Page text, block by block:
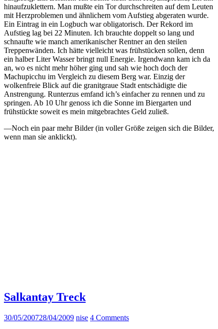
hinaufzuklettern. Man mußte ein Tor durchschreiten auf dem Leuten
mit Herzproblemen und ähnlichem vom Aufstieg abgeraten wurde.
Ein Eintrag in ein Logbuch war obligatorisch. Der Rekord im
Aufstieg lag bei 22 Minuten. Ich brauchte doppelt so lang und
schnaufte wie manch amerikanischer Rentner an den steilen
Treppenwänden. Ich hätte vielleicht was frühstücken sollen, denn
ein halber Liter Wasser bringt null Energie. Irgendwann kam ich da
an, wo es nicht mehr höher ging und sah wie hoch doch der
Machupicchu im Vergleich zu diesem Berg war. Einzig der
wolkenfreie Blick auf die granitgraue Stadt entschädigte die
Anstrengung. Runterzus emfand ich’s einfacher zu rennen und zu
springen. Ab 10 Uhr genoss ich die Sonne im Biergarten und
frühstückte soweit es mein mitgebrachtes Geld zuließ.
—Noch ein paar mehr Bilder (in voller Größe zeigen sich die Bilder,
wenn man sie anklickt).
Salkantay Treck
30/05/200728/04/2009 nise 4 Comments